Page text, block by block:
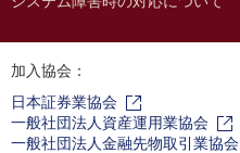
加入協会：
日本証券業協会
一般社団法人資産運用業協会
一般社団法人金融先物取引業協会